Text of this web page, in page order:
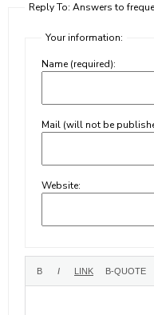
Reply To: Answers to
Your information:
Name (required):
Mail (will not be
Website: